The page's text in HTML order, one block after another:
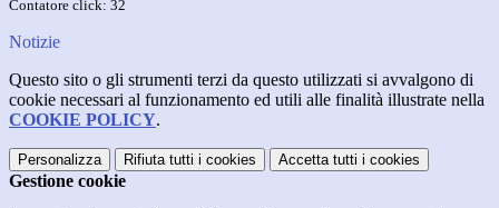
Contatore click: 32
Notizie
Questo sito o gli strumenti terzi da questo utilizzati si avvalgono di
cookie necessari al funzionamento ed utili alle finalità illustrate nella
COOKIE POLICY.
Personalizza Rifiuta tutti i cookies Accetta tutti i cookies
Gestione cookie